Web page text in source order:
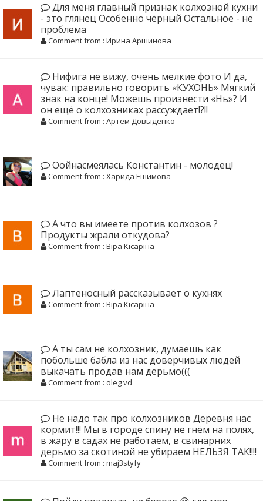
Для меня главный признак колхозной кухни
- это глянец Особенно чёрный Остальное - не
проблема
Comment from : Ирина Аршинова
Нифига не вижу, очень мелкие фото И да,
чувак: правильно говорить «КУХОНЬ» Мягкий
знак на конце! Можешь произнести «Нь»? И
он ещё о колхозниках рассуждает!?!!
Comment from : Артем Довыденко
Оойнасмеялась Константин - молодец!
Comment from : Харида Ешимова
А что вы имеете против колхозов ?
Продукты жрали откудова?
Comment from : Віра Кісаріна
Лаптеносный рассказывает о кухнях
Comment from : Віра Кісаріна
А ты сам не колхозник, думаешь как
побольше бабла из нас доверчивых людей
выкачать продав нам дерьмо(((
Comment from : oleg vd
Не надо так про колхозников Деревня нас
кормит!!! Мы в городе спину не гнём на полях,
в жару в садах не работаем, в свинарних
дерьмо за скотиной не убираем НЕЛЬЗЯ ТАК!!!!
Comment from : maj3styfy